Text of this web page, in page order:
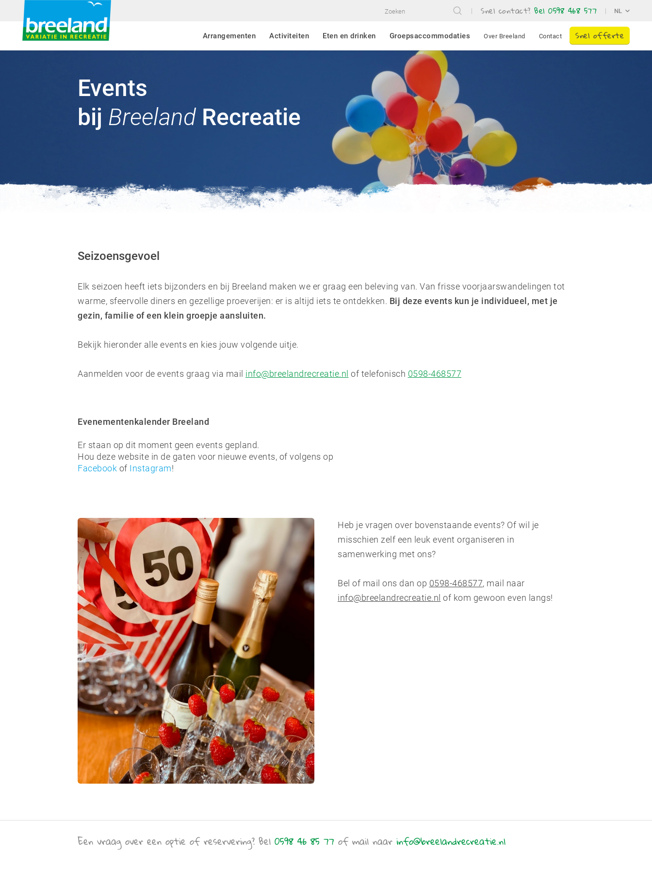
Snel contact? Bel 0598 468 577 NL
Arrangementen Activiteiten Eten en drinken Groepsaccommodaties Over Breeland Contact Snel offerte
Events
bij Breeland Recreatie
Seizoensgevoel
Elk seizoen heeft iets bijzonders en bij Breeland maken we er graag een beleving van. Van frisse voorjaarswandelingen tot
warme, sfeervolle diners en gezellige proeverijen: er is altijd iets te ontdekken. Bij deze events kun je individueel, met je
gezin, familie of een klein groepje aansluiten.
Bekijk hieronder alle events en kies jouw volgende uitje.
Aanmelden voor de events graag via mail info@breelandrecreatie.nl of telefonisch 0598-468577
Evenementenkalender Breeland
Er staan op dit moment geen events gepland.
Hou deze website in de gaten voor nieuwe events, of volgens op
Facebook of Instagram!
Heb je vragen over bovenstaande events? Of wil je
misschien zelf een leuk event organiseren in
samenwerking met ons?
Bel of mail ons dan op 0598-468577, mail naar
info@breelandrecreatie.nl of kom gewoon even langs!
Een vraag over een optie of reservering? Bel 0598 46 85 77 of mail naar info@breelandrecreatie.nl